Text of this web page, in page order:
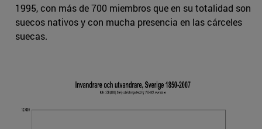
1995, con más de 700 miembros que en su totalidad son
suecos nativos y con mucha presencia en las cárceles
suecas.